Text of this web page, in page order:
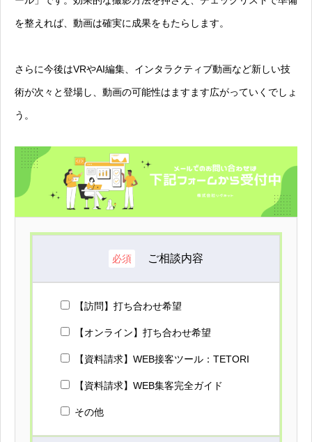
を整えれば、動画は確実に成果をもたらします。
さらに今後はVRやAI編集、インタラクティブ動画など新しい技
術が次々と登場し、動画の可能性はますます広がっていくでしょ
う。
必須 ご相談内容
【訪問】打ち合わせ希望
【オンライン】打ち合わせ希望
【資料請求】WEB接客ツール：TETORI
【資料請求】WEB集客完全ガイド
その他